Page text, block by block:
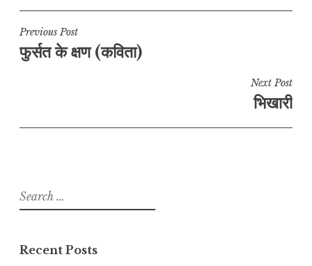
Post
navigation
Previous Post
फुर्सत के क्षण (कविता)
Next Post
भिखारी
Search
for:
Recent Posts